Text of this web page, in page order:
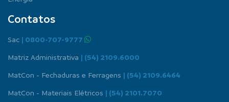
Contatos
Sac | 0800-707-9777
Matriz Administrativa | (54) 2109.6000
MatCon - Fechaduras e Ferragens | (54) 2109.6464
MatCon - Materiais Elétricos | (54) 2101.7070